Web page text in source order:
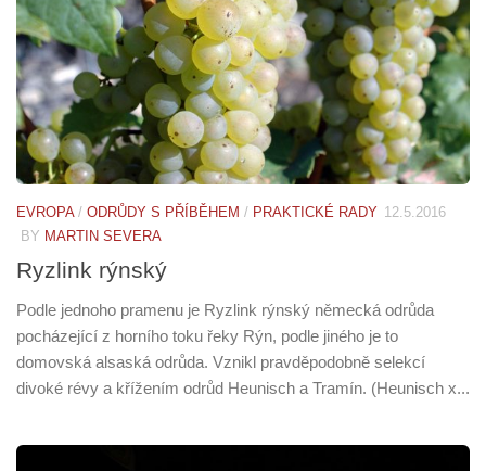
EVROPA/ ODRŮDY S PŘÍBĚHEM / PRAKTICKÉ RADY 12.5.2016
BY MARTIN SEVERA
Ryzlink rýnský
Podle jednoho pramenu je Ryzlink rýnský německá odrůda
pocházející z horního toku řeky Rýn, podle jiného je to
domovská alsaská odrůda. Vznikl pravděpodobně selekcí
divoké révy a křížením odrůd Heunisch a Tramín. (Heunisch x...